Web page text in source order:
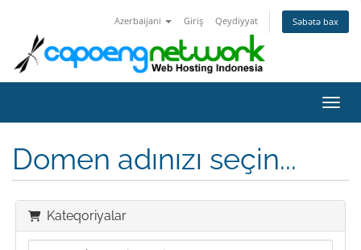
Azerbaijani Giriş Qeydiyyat Səbətə bax
Domen adınızı seçin...
Kateqoriyalar